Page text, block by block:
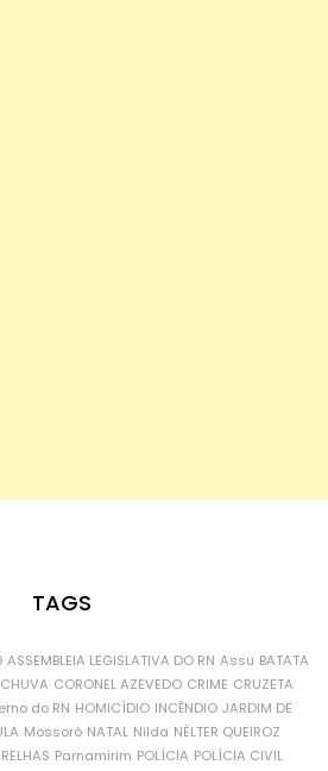
TAGS
ASSEMBLEIA LEGISLATIVA DO RN Assu BATATA
CHUVA CORONEL AZEVEDO CRIME CRUZETA
do RN HOMICÍDIO INCÊNDIO JARDIM DE
Mossoró NATAL Nilda NÉLTER QUEIROZ
Parnamirim POLÍCIA POLÍCIA CIVIL